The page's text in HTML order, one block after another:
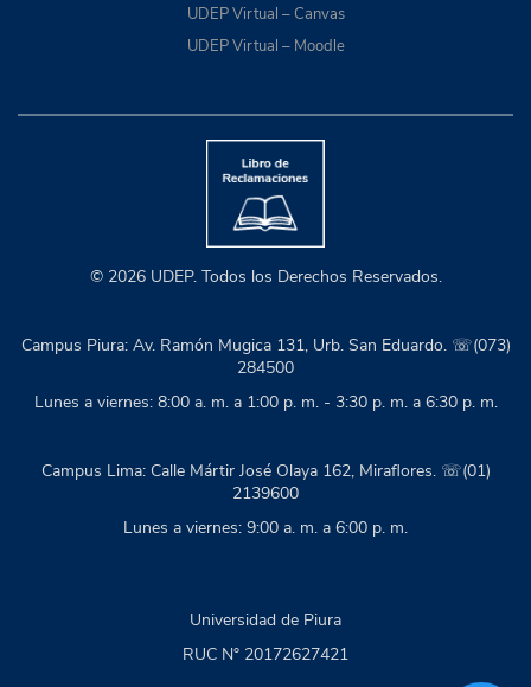
UDEP Virtual – Canvas
UDEP Virtual – Moodle
© 2026 UDEP. Todos los Derechos Reservados.
Campus Piura: Av. Ramón Mugica 131, Urb. San Eduardo. ☏(073)
284500
Lunes a viernes: 8:00 a. m. a 1:00 p. m. - 3:30 p. m. a 6:30 p. m.
Campus Lima: Calle Mártir José Olaya 162, Miraflores. ☏(01)
2139600
Lunes a viernes: 9:00 a. m. a 6:00 p. m.
Universidad de Piura
RUC N° 20172627421